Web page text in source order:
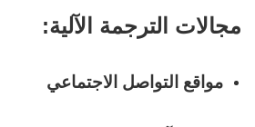
مجالات الترجمة الآلية:
مواقع التواصل الاجتماعي